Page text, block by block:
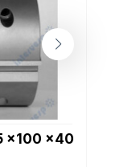
x100 x40